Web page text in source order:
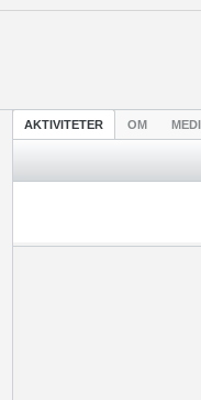
AKTIVITETER OM